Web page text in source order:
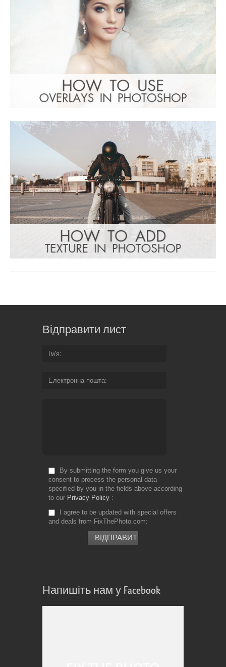
Відправити лист
Ім'я
Електронна пошта
By submitting the form you give us your
consent to process the personal data
specified by you in the fields above according
to our Privacy Policy
I agree to be updated with special offers
and deals from FixThePhoto.com
Напишіть нам у Facebook